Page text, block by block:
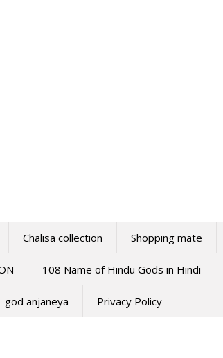
Chalisa collection Shopping mate
108 Name of Hindu Gods in Hindi
anjaneya Privacy Policy